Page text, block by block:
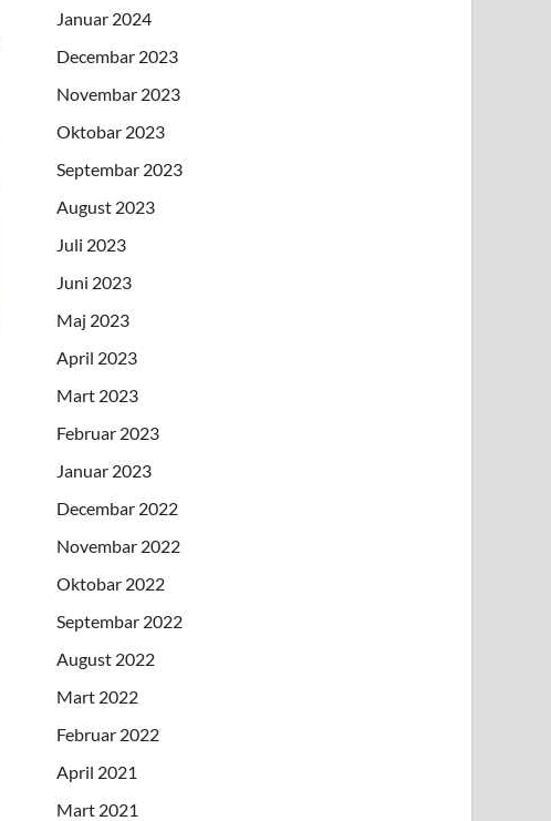
Januar 2024
Decembar 2023
Novembar 2023
Oktobar 2023
Septembar 2023
August 2023
Juli 2023
Juni 2023
Maj 2023
April 2023
Mart 2023
Februar 2023
Januar 2023
Decembar 2022
Novembar 2022
Oktobar 2022
Septembar 2022
August 2022
Mart 2022
Februar 2022
April 2021
Mart 2021